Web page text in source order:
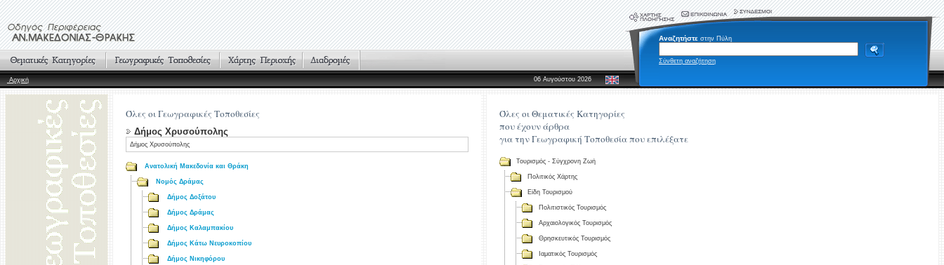
Αναζητήστε στην Πύλη
Σύνθετη αναζήτηση
Αρχική 06 Αυγούστου 2026
Όλες οι Γεωγραφικές Τοποθεσίες
Δήμος Χρυσούπολης
Δήμος Χρυσούπολης
Ανατολική Μακεδονία και Θράκη
Νομός Δράμας
Δήμος Δοξάτου
Δήμος Δράμας
Δήμος Καλαμπακίου
Δήμος Κάτω Νευροκοπίου
Δήμος Νικηφόρου
Όλες οι Θεματικές Κατηγορίες
που έχουν άρθρα
για την Γεωγραφική Τοποθεσία που επιλέξατε
Τουρισμός - Σύγχρονη Ζωή
Πολιτικός Χάρτης
Είδη Τουρισμού
Πολιτιστικός Τουρισμός
Αρχαιολογικός Τουρισμός
Θρησκευτικός Τουρισμός
Ιαματικός Τουρισμός